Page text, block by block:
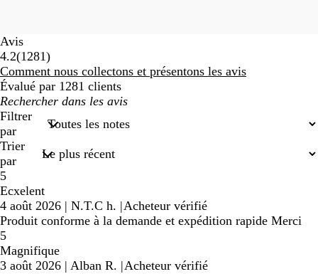
Avis
4.2(12811281
avis
)
Comment nous collectons et présentons les avis
Évalué par 1281 clients
Mes
recherches
saisies
Filtrer
par
Trier
par
5
Ecxelent
4 août 2026 | N.T.C h. |Acheteur vérifié
Produit conforme à la demande et expédition rapide Merci
5
Magnifique
3 août 2026 | Alban R. |Acheteur vérifié